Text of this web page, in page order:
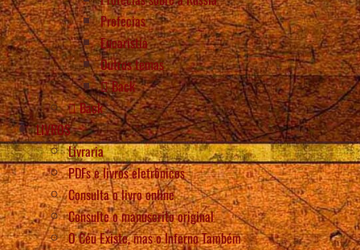
Profecias
Eucaristia
Outros temas
Back
Back
LIVROS
Livraria
PDFs e livros eletrônicos
Consulta o livro online
Consulte o manuscrito original
O Céu Existe, mas o Inferno Também